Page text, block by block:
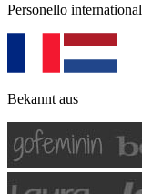
Personello international
Bekannt aus